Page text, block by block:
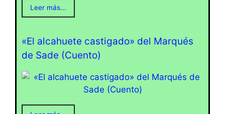
Leer más...
«El alcahuete castigado» del Marqués
de Sade (Cuento)